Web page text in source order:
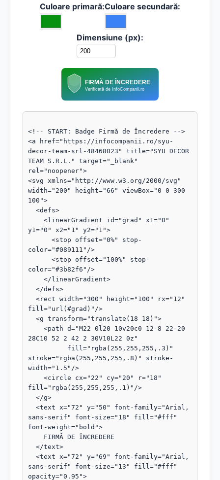
Culoare primară:Culoare secundară:
Dimensiune (px):
FIRMĂ DE ÎNCREDERE
Verificată de InfoCompanii.ro
<!-- START: Badge Firmă de Încredere -->
<a href="https://infocompanii.ro/syu-
decor-team-srl-48468023" title="SYU DECOR
TEAM S.R.L." target="_blank"
rel="noopener">
<svg xmlns="http://www.w3.org/2000/svg"
width="200" height="66" viewBox="0 0 300
100">
y1="0" x2="1" y2="1">
color="#089111"/>
color="#3b82f6"/>
fill="url(#grad)"/>
28C10 52 2 42 2 30V10L22 0z"
stroke="rgba(255,255,255,.8)" stroke-
width="1.5"/>
fill="rgba(255,255,255,.1)"/>
sans-serif" font-size="18" fill="#fff"
font-weight="bold">
sans-serif" font-size="13" fill="#fff"
opacity="0.95">